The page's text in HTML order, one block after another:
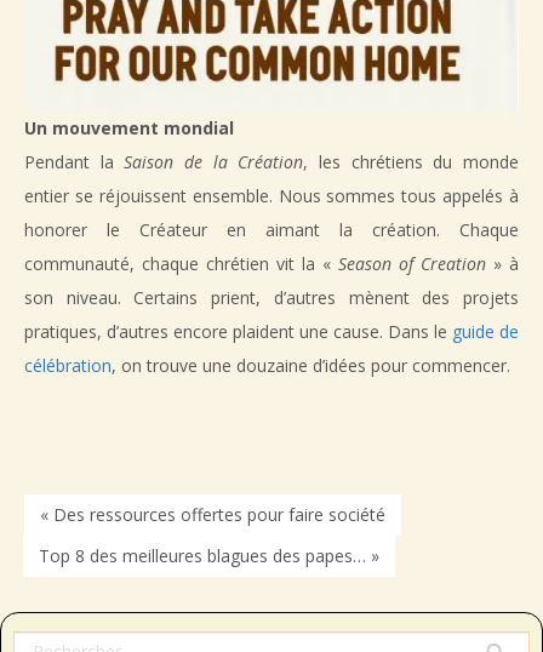
Un mouvement mondial
Pendant laSaison de la Création, les chrétiens du monde
entier se réjouissent ensemble. Nous sommes tous appelés à
honorer le Créateur en aimant la création. Chaque
communauté, chaque chrétien vit la « Season of Creation » à
son niveau. Certains prient, d’autres mènent des projets
pratiques, d’autres encore plaident une cause. Dans le guide de
célébration, on trouve une douzaine d’idées pour commencer.
« Des ressources offertes pour faire société
Top 8 des meilleures blagues des papes… »